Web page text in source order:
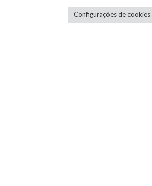
Memórias de um
o primeiro fliperama
Configurações de cookies